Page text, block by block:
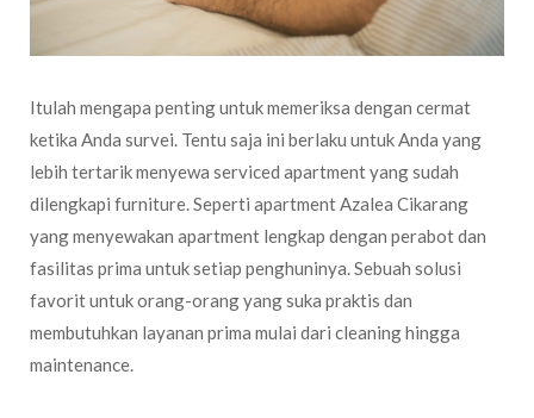
Itulah mengapa penting untuk memeriksa dengan cermat
ketika Anda survei. Tentu saja ini berlaku untuk Anda yang
lebih tertarik menyewa serviced apartment yang sudah
dilengkapi furniture. Seperti apartment Azalea Cikarang
yang menyewakan apartment lengkap dengan perabot dan
fasilitas prima untuk setiap penghuninya. Sebuah solusi
favorit untuk orang-orang yang suka praktis dan
membutuhkan layanan prima mulai dari cleaning hingga
maintenance.